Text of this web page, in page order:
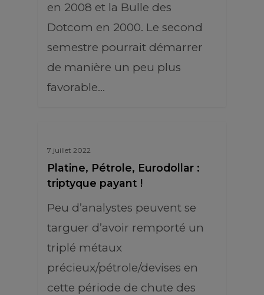
en 2008 et la Bulle des
Dotcom en 2000. Le second
semestre pourrait démarrer
de manière un peu plus
favorable…
7 juillet 2022
Platine, Pétrole, Eurodollar :
triptyque payant !
Peu d’analystes peuvent se
targuer d’avoir remporté un
triplé métaux
précieux/pétrole/devises en
cette période de chute des